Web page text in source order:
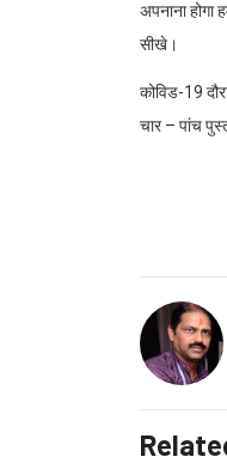
अपनाना होगा
सीखे।
कोविड-19
चार – पांच